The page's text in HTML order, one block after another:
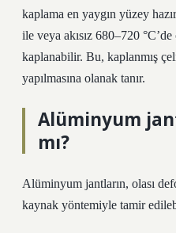
kaplama en yaygın yüzey
ile veya akısız 680–720
kaplanabilir. Bu, kaplanmış
yapılmasına olanak tanır.
Alüminyum
mı?
Alüminyum jantların, olası
kaynak yöntemiyle tamir